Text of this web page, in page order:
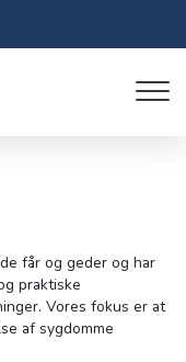
får og geder og har
praktiske
Vores fokus er at
af sygdomme